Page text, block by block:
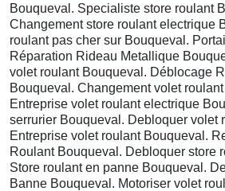
Bouqueval. Specialiste store roulant
Changement store roulant electrique
roulant pas cher sur Bouqueval.
Réparation Rideau Metallique
volet roulant Bouqueval. Déblocage
Bouqueval. Changement volet
Entreprise volet roulant electrique
serrurier Bouqueval. Debloquer volet
Entreprise volet roulant Bouqueval.
Roulant Bouqueval. Debloquer store
Store roulant en panne Bouqueval.
Banne Bouqueval. Motoriser volet